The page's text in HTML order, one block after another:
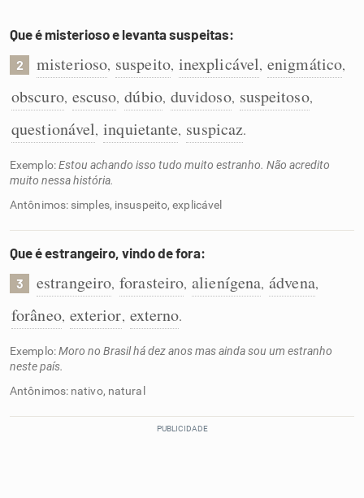
Sinônimos
Que é misterioso e levanta suspeitas:
2 misterioso, suspeito, inexplicável, enigmático,
obscuro, escuso, dúbio, duvidoso, suspeitoso,
questionável, inquietante, suspicaz.
Exemplo:Estou achando isso tudo muito estranho. Não acredito
muito nessa história.
Antônimos: simples, insuspeito, explicável
Que é estrangeiro, vindo de fora:
3 estrangeiro, forasteiro, alienígena, ádvena,
forâneo, exterior, externo.
Exemplo:Moro no Brasil há dez anos mas ainda sou um estranho
neste país.
Antônimos: nativo, natural